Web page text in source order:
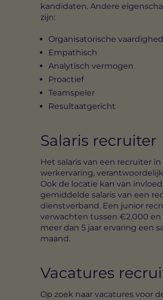
kandidaten. Andere
zijn:
Organisatorische
Empathisch
Analytisch vermogen
Proactief
Teamspeler
Resultaatgericht
Salaris recruiter
Het salaris van een recruiter
werkervaring,
Ook de locatie kan van
gemiddelde salaris van een
dienstverband. Een junior
verwachten tussen €2.000
meer dan 5 jaar ervaring een
maand.
Vacatures
Op zoek naar vacatures voor